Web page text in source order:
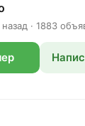
· 1883